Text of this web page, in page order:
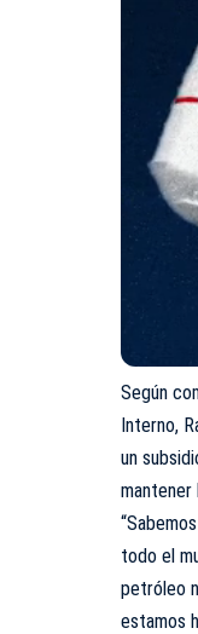
Según
Interno,
un
todo el
petróleo
estamos